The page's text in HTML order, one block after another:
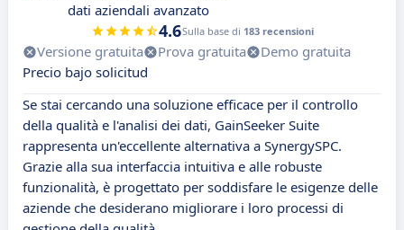
dati aziendali avanzato
4.6Sulla base di 183 recensioni
Versione gratuita Prova gratuita
Demo gratuita
Precio bajo solicitud
Se stai cercando una soluzione efficace per il controllo
della qualità e l'analisi dei dati, GainSeeker Suite
rappresenta un'eccellente alternativa a SynergySPC.
Grazie alla sua interfaccia intuitiva e alle robuste
funzionalità, è progettato per soddisfare le esigenze delle
aziende che desiderano migliorare i loro processi di